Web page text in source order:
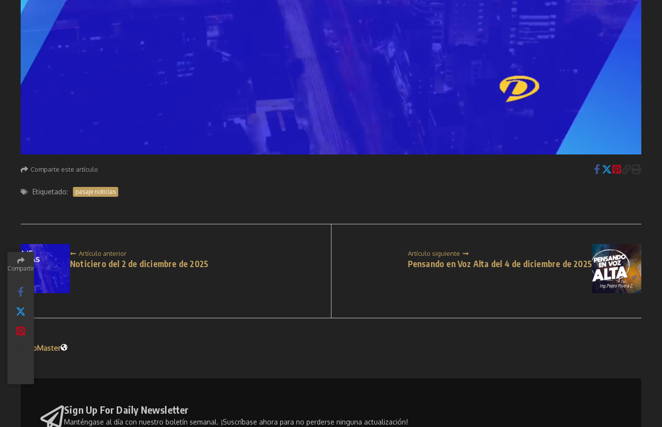
Compartir
Comparte este artículo
Etiquetado: pasaje noticias
Artículo anterior
Noticiero del 2 de diciembre de 2025
Artículo siguiente
Pensando en Voz Alta del 4 de diciembre de 2025
WebMaster
Sign Up For Daily Newsletter
Manténgase al día con nuestro boletín semanal. ¡Suscríbase ahora para no perderse ninguna actualización!
Compartir